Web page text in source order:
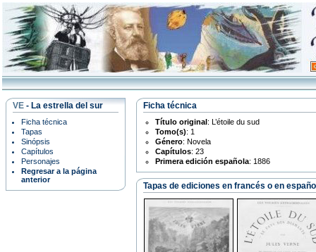
VE - La estrella del sur
Ficha técnica
Tapas
Sinópsis
Capítulos
Personajes
Regresar a la página
anterior
Ficha técnica
Título original: L’étoile du sud
Tomo(s): 1
Género: Novela
Capítulos: 23
Primera edición española: 1886
Tapas de ediciones en francés o en